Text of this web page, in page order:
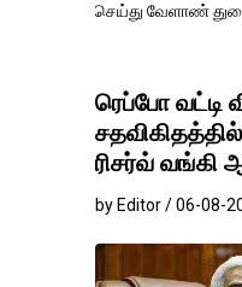
வேளாண் துறை அமைச்சர்
ரெப்போ வட்டி
ரிசர்வ் வங்கி
by Editor / 06-08-